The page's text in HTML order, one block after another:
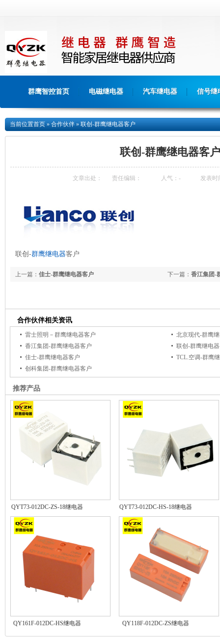
群鹰智控首页 电磁继电器 汽车继电器 信号继
当前位置首页»合作伙伴»联创-群鹰继电器客户
联创-群鹰继电器客户
文章出处： 责任编辑： 人气： - 发表时
联创-群鹰继电器客户
下一篇： 香江集团-
上一篇： 佳士-群鹰继电器客户
合作伙伴相关资讯
雷士照明－群鹰继电器客户
北京现代-群鹰
香江集团-群鹰继电器客户
联创-群鹰继电
佳士-群鹰继电器客户
TCL.空调-群鹰
创科集团-群鹰继电器客户
推荐产品
QYT73-012DC-ZS-18继电器 QYT73-012DC-HS-18继电器
QY161F-012DC-HS继电器 QY118F-012DC-ZS继电器